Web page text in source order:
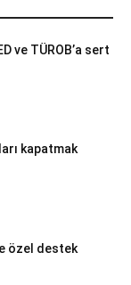
ve TÜROB’a sert
kapatmak
özel destek